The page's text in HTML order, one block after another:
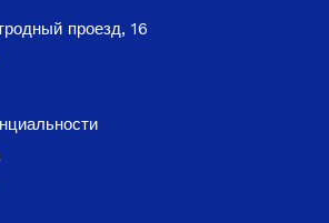
проезд, 16